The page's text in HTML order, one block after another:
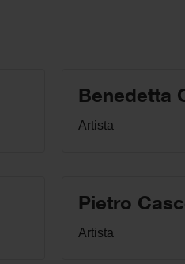
Benedetta
Artista
Pietro
Artista